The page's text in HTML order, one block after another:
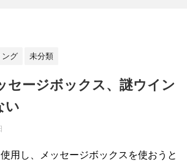
ング 未分類
セージボックス、謎ウイン
い
用し、メッセージボックスを使おうと